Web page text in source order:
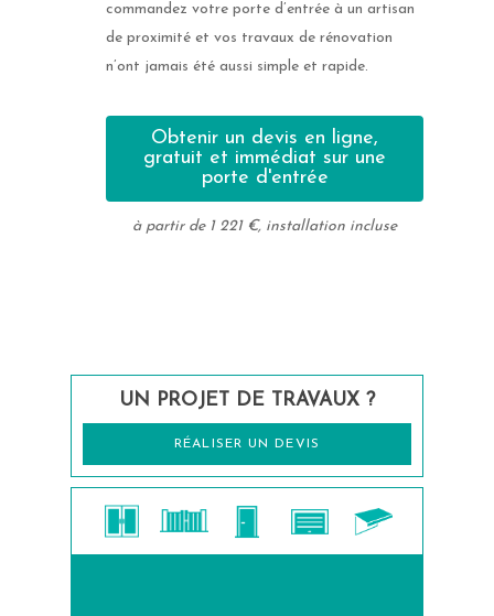
commandez votre porte d’entrée à un artisan
de proximité et vos travaux de rénovation
n’ont jamais été aussi simple et rapide.
Obtenir un devis en ligne,
gratuit et immédiat sur une
porte d'entrée
à partir de 1 221 €, installation incluse
UN PROJET DE TRAVAUX ?
RÉALISER UN DEVIS